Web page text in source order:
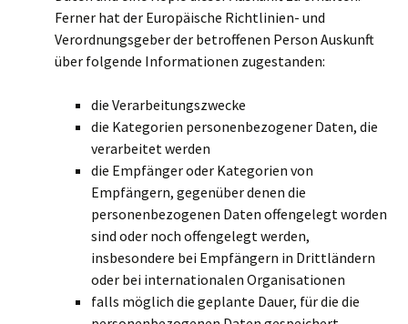
Ferner hat der Europäische Richtlinien- und
Verordnungsgeber der betroffenen Person Auskunft
über folgende Informationen zugestanden:
die Verarbeitungszwecke
die Kategorien personenbezogener Daten, die
verarbeitet werden
die Empfänger oder Kategorien von
Empfängern, gegenüber denen die
personenbezogenen Daten offengelegt worden
sind oder noch offengelegt werden,
insbesondere bei Empfängern in Drittländern
oder bei internationalen Organisationen
falls möglich die geplante Dauer, für die die